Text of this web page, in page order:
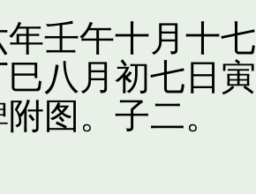
壬午十月十
八月初七日
图。子二。